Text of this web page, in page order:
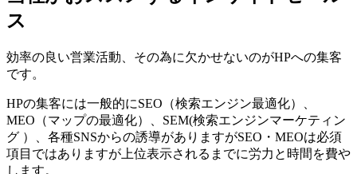
ス
効率の良い営業活動、その為に欠かせないのがHPへの集客
です。
HPの集客には一般的にSEO （検索エンジン最適化）、
MEO （マップの最適化）、 SEM(検索エンジンマーケティン
グ ）、各種SNSからの誘導がありますがSEO ・ MEOは必須
項目ではありますが上位表示されるまでに労力と時間を費や
します。